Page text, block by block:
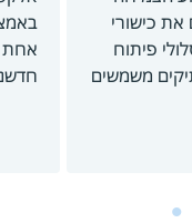
כישורי
פיתוח
משמשים